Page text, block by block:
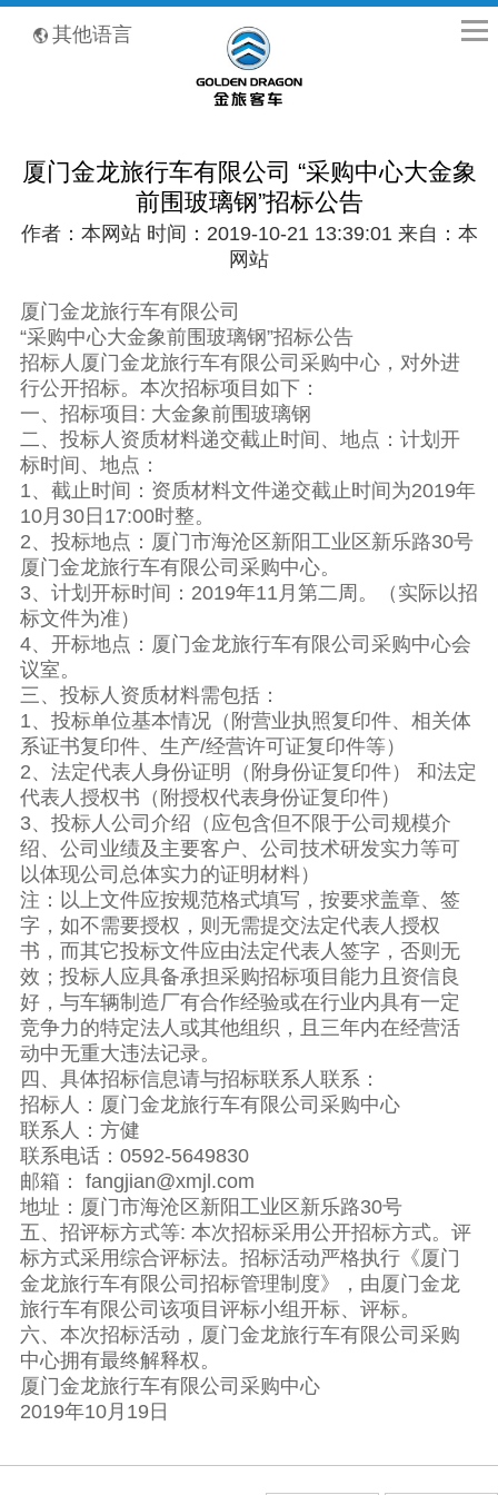
其他语言
厦门金龙旅行车有限公司 “采购中心大金象
前围玻璃钢”招标公告
作者：本网站 时间：2019-10-21 13:39:01 来自：本
网站
厦门金龙旅行车有限公司
“采购中心大金象前围玻璃钢”招标公告
招标人厦门金龙旅行车有限公司采购中心，对外进
行公开招标。本次招标项目如下：
一、招标项目: 大金象前围玻璃钢
二、投标人资质材料递交截止时间、地点：计划开
标时间、地点：
1、截止时间：资质材料文件递交截止时间为2019年
10月30日17:00时整。
2、投标地点：厦门市海沧区新阳工业区新乐路30号
厦门金龙旅行车有限公司采购中心。
3、计划开标时间：2019年11月第二周。（实际以招
标文件为准）
4、开标地点：厦门金龙旅行车有限公司采购中心会
议室。
三、投标人资质材料需包括：
1、投标单位基本情况（附营业执照复印件、相关体
系证书复印件、生产/经营许可证复印件等）
2、法定代表人身份证明（附身份证复印件） 和法定
代表人授权书（附授权代表身份证复印件）
3、投标人公司介绍（应包含但不限于公司规模介
绍、公司业绩及主要客户、公司技术研发实力等可
以体现公司总体实力的证明材料）
注：以上文件应按规范格式填写，按要求盖章、签
字，如不需要授权，则无需提交法定代表人授权
书，而其它投标文件应由法定代表人签字，否则无
效；投标人应具备承担采购招标项目能力且资信良
好，与车辆制造厂有合作经验或在行业内具有一定
竞争力的特定法人或其他组织，且三年内在经营活
动中无重大违法记录。
四、具体招标信息请与招标联系人联系：
招标人：厦门金龙旅行车有限公司采购中心
联系人：方健
联系电话：0592-5649830
邮箱： fangjian@xmjl.com
地址：厦门市海沧区新阳工业区新乐路30号
五、招评标方式等: 本次招标采用公开招标方式。评
标方式采用综合评标法。招标活动严格执行《厦门
金龙旅行车有限公司招标管理制度》，由厦门金龙
旅行车有限公司该项目评标小组开标、评标。
六、本次招标活动，厦门金龙旅行车有限公司采购
中心拥有最终解释权。
厦门金龙旅行车有限公司采购中心
2019年10月19日